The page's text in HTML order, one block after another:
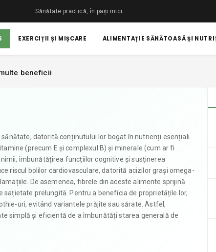
Sănătate practică, în pași mici.
EXERCIȚII ȘI MIȘCARE ALIMENTAȚIE SĂNĂTOASĂ ȘI
beneficii
datorită conținutului lor bogat în nutrienți esențiali.
(precum E și complexul B) și minerale (cum ar fi
îmbunătățirea funcțiilor cognitive și susținerea
riscul bolilor cardiovasculare, datorită acizilor grași omega-
De asemenea, fibrele din aceste alimente sprijină
prelungită. Pentru a beneficia de proprietățile lor,
uri, evitând variantele prăjite sau sărate. Astfel,
simplă și eficientă de a îmbunătăți starea generală de